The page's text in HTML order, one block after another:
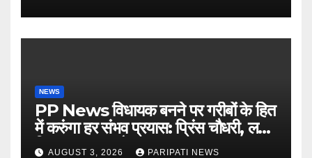
NEWS
PP News विधायक बनने पर गरीबों के हित
में करुंगा हर संभव प्रयास: प्रिंस चौधरी, लगाई
किसान मजदूर चौपाल
AUGUST 3, 2026 PARIPATI NEWS